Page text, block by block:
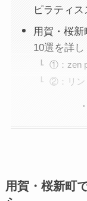
ピラティ
用賀・桜
10選を詳
①：zen
②：リ
用賀・桜新町